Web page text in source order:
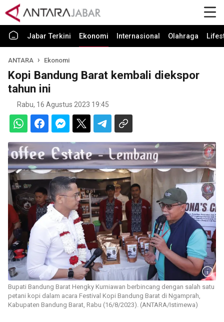
Jabar Terkini Ekonomi Internasional Olahraga
ANTARA Ekonomi
Kopi Bandung Barat kembali diekspor
tahun ini
Rabu, 16 Agustus 2023 19:45
Bupati Bandung Barat Hengky Kurniawan berbincang dengan salah satu
petani kopi dalam acara Festival Kopi Bandung Barat di Ngamprah,
Kabupaten Bandung Barat, Rabu (16/8/2023). (ANTARA/Istimewa)